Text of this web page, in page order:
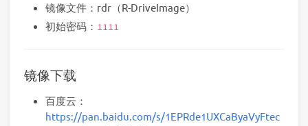
镜像文件：rdr（R-DriveImage）
初始密码： 1111
镜像下载
百度云：
https://pan.baidu.com/s/1EPRde1UXCaByaVyFtec